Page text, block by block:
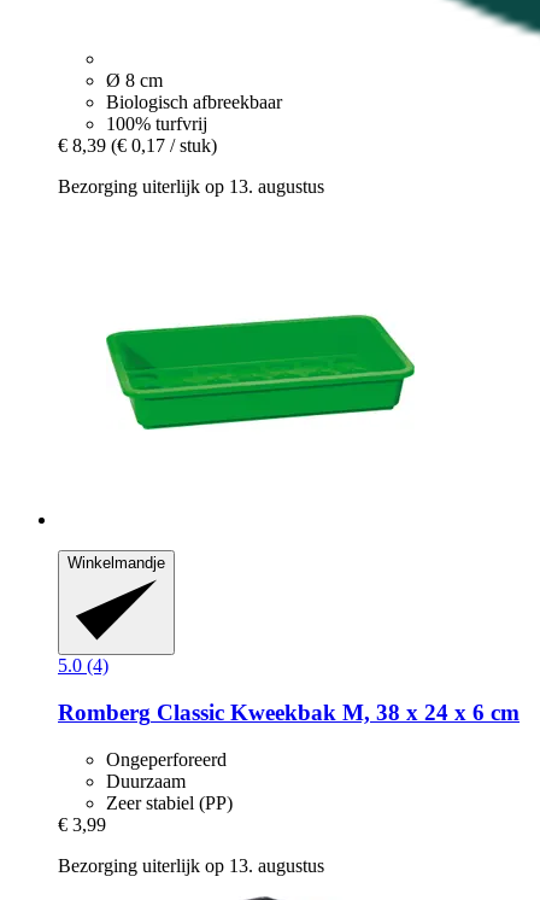
Ø 8 cm
Biologisch afbreekbaar
100% turfvrij
€ 8,39 (€ 0,17 / stuk)
Bezorging uiterlijk op 13. augustus
Winkelmandje
5.0 (4)
Romberg Classic Kweekbak M, 38 x 24 x 6 cm
Ongeperforeerd
Duurzaam
Zeer stabiel (PP)
€ 3,99
Bezorging uiterlijk op 13. augustus